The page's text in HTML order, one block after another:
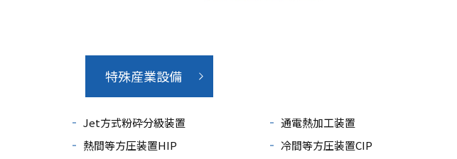
特殊産業設備
Jet方式粉砕分級装置
通電熱加工装置
熱間等方圧装置HIP
冷間等方圧装置CIP